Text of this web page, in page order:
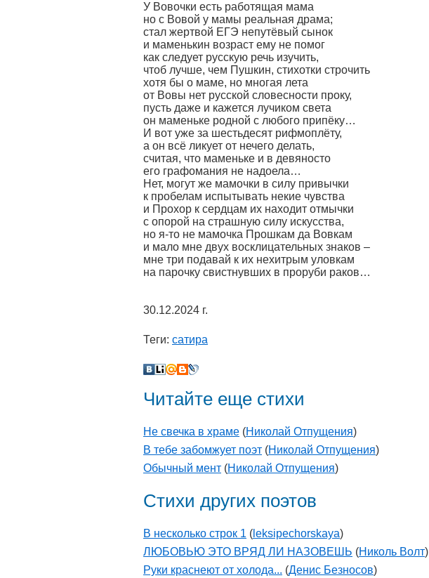
У Вовочки есть работящая мама
но с Вовой у мамы реальная драма;
стал жертвой ЕГЭ непутёвый сынок
и маменькин возраст ему не помог
как следует русскую речь изучить,
чтоб лучше, чем Пушкин, стихотки строчить
хотя бы о маме, но многая лета
от Вовы нет русской словесности проку,
пусть даже и кажется лучиком света
он маменьке родной с любого припёку…
И вот уже за шестьдесят рифмоплёту,
а он всё ликует от нечего делать,
считая, что маменьке и в девяносто
его графомания не надоела…
Нет, могут же мамочки в силу привычки
к пробелам испытывать некие чувства
и Прохор к сердцам их находит отмычки
с опорой на страшную силу искусства,
но я-то не мамочка Прошкам да Вовкам
и мало мне двух восклицательных знаков –
мне три подавай к их нехитрым уловкам
на парочку свистнувших в проруби раков…
30.12.2024 г.
Теги: сатира
Читайте еще стихи
Не свечка в храме (Николай Отпущения)
В тебе забомжует поэт (Николай Отпущения)
Обычный мент (Николай Отпущения)
Стихи других поэтов
В несколько строк 1 ( leksipechorskaya)
ЛЮБОВЬЮ ЭТО ВРЯД ЛИ НАЗОВЕШЬ (Николь Волт)
Руки краснеют от холода... (Денис Безносов)